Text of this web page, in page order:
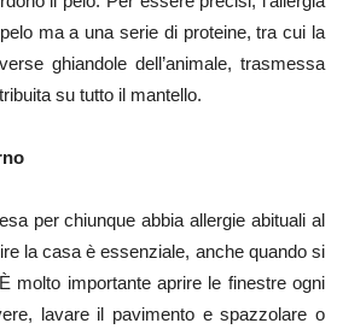
ma a una serie di proteine, tra cui la
ghiandole dell’animale, trasmessa
su tutto il mantello.
per chiunque abbia allergie abituali al
la casa è essenziale, anche quando si
molto importante aprire le finestre ogni
lavare il pavimento e spazzolare o